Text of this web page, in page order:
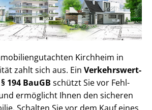
Kirchheim in
zahlt sich aus. Ein Ver­kehrs­wert­
194 BauGB schützt Sie vor Fehl­
ermöglicht Ihnen den sicheren